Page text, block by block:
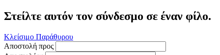
Στείλτε αυτόν τον σύνδεσμο σε έναν φίλο.
Κλείσιμο Παράθυρου
Αποστολή προς